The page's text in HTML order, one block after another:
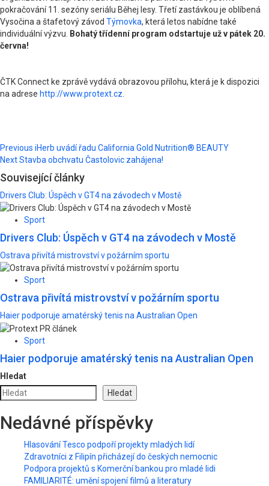
pokračování 11. sezóny seriálu Běhej lesy. Třetí zastávkou je oblíbená
Vysočina a štafetový závod Týmovka, která letos nabídne také
individuální výzvu.
Bohatý třídenní program odstartuje už v pátek 20.
června!
ČTK Connect ke zprávě vydává obrazovou přílohu, která je k dispozici
na adrese http://www.protext.cz
Post
navigation
Previous iHerb uvádí řadu California Gold Nutrition® BEAUTY
NextStavba obchvatu Častolovic zahájena!
Související články
Drivers Club: Úspěch v GT4 na závodech v Mostě
Sport
Drivers Club: Úspěch v GT4 na závodech v Mostě
Ostrava přivítá mistrovství v požárním sportu
Sport
Ostrava přivítá mistrovství v požárním sportu
Haier podporuje amatérský tenis na Australian Open
Sport
Haier podporuje amatérský tenis na Australian Open
Hledat
Hledat
Nedávné příspěvky
Hlasování Tesco podpoří projekty mladých lidí
Zdravotníci z Filipín přicházejí do českých nemocnic
Podpora projektů s Komerční bankou pro mladé lidi
FAMILIARITÉ: umění spojení filmů a literatury